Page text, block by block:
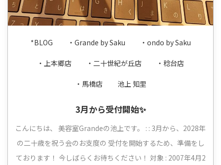
*BLOG ・Grande by Saku ・ondo by Saku
・上本郷店 ・二十世紀が丘店 ・稔台店
・馬橋店 池上 知里
3月から受付開始✨
こんにちは、 美容室Grandeの池上です。 : : 3月から、2028年
の二十歳を祝う会のお支度の 受付を開始するため、準備をし
ております！ 今しばらくお待ちください！ 対象 : 2007年4月2